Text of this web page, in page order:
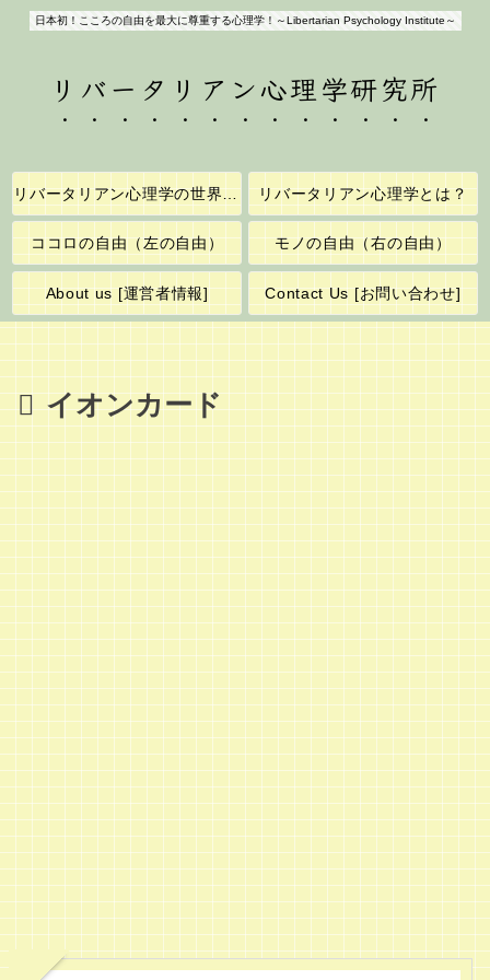
日本初！こころの自由を最大に尊重する心理学！～Libertarian Psychology Institute～
リバータリアン心理学研究所
リバータリアン心理学の世界へようこそ！ リバータリアン心理学とは？
ココロの自由（左の自由） モノの自由（右の自由）
About us [運営者情報] Contact Us [お問い合わせ]
イオンカード